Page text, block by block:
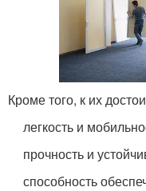
Кроме того, к их
легкость и
прочность и
способность